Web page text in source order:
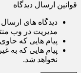
قوانین ارسال دیدگاه
دیدگاه های
مدیریت در وب
پیام هایی که
پیام هایی که به
نخواهد شد.